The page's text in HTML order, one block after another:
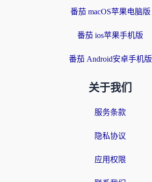
番茄 macOS苹果电脑版
番茄 ios苹果手机版
番茄 Android安卓手机版
关于我们
服务条款
隐私协议
应用权限